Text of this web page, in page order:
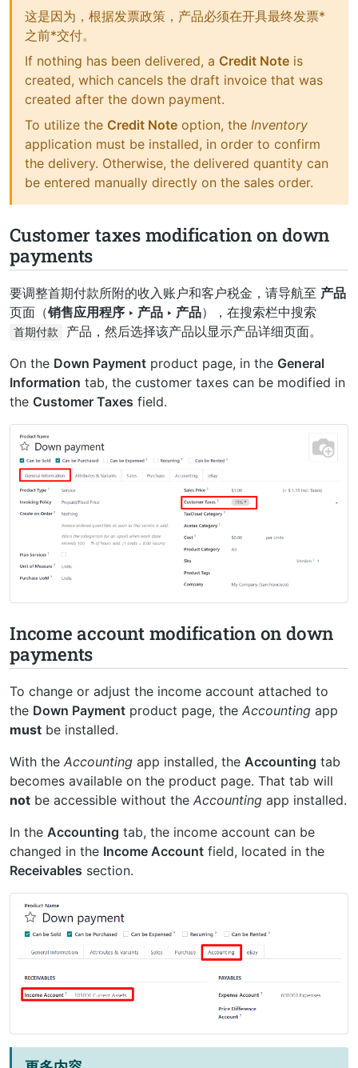
这是因为，根据发票政策，产品必须在开具最终发票*
之前*交付。
If nothing has been delivered, a Credit Note is
created, which cancels the draft invoice that was
created after the down payment.
To utilize the Credit Note option, the Inventory
application must be installed, in order to confirm
the delivery. Otherwise, the delivered quantity can
be entered manually directly on the sales order.
Customer taxes modification on down
payments
要调整首期付款所附的收入账户和客户税金，请导航至 产品
页面（销售应用程序 ‣ 产品 ‣ 产品），在搜索栏中搜索
首期付款
产品，然后选择该产品以显示产品详细页面。
On the Down Payment product page, in the General
Information tab, the customer taxes can be modified in
the Customer Taxes field.
Income account modification on down
payments
To change or adjust the income account attached to
the Down Payment product page, the Accounting app
must be installed.
With the Accounting app installed, the Accounting tab
becomes available on the product page. That tab will
not be accessible without the Accounting app installed.
In the Accounting tab, the income account can be
changed in the Income Account field, located in the
Receivables section.